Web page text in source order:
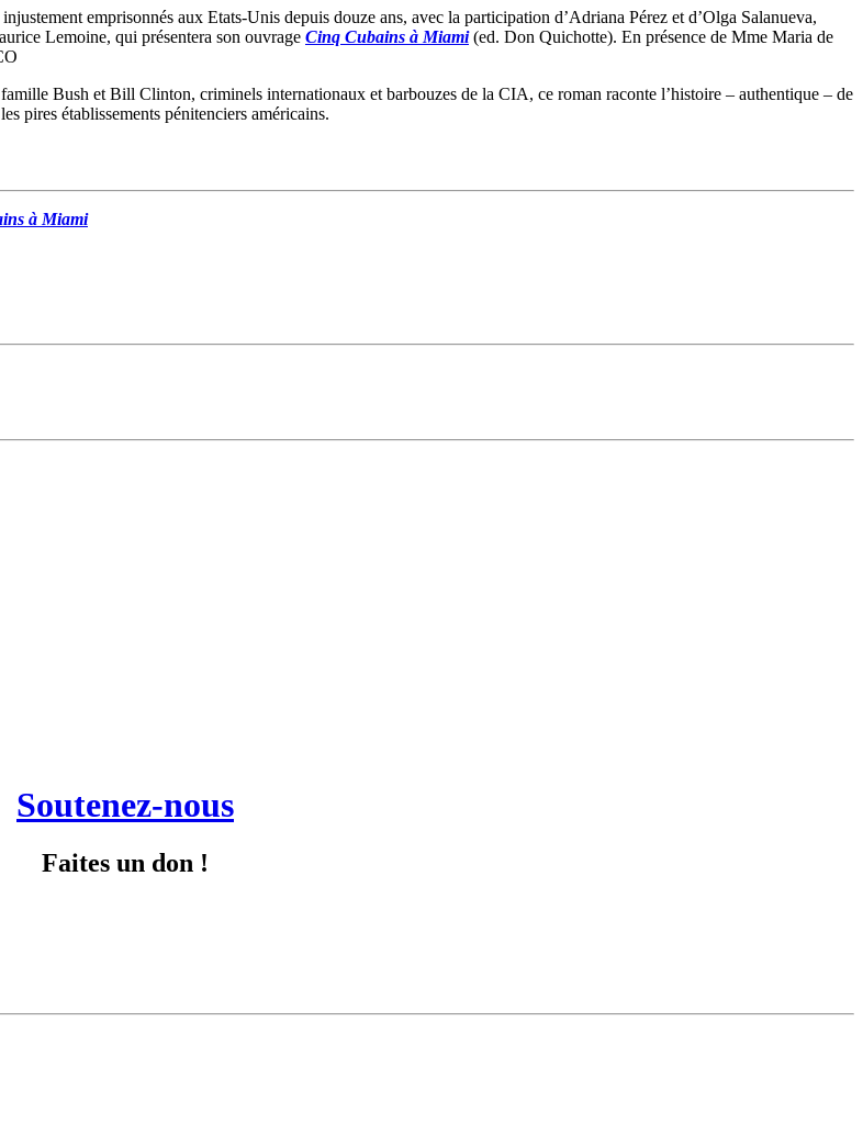
emprisonnés aux Etats-Unis depuis douze ans, avec la participation d’Adriana Pérez et d’Olga Salanueva,
Lemoine, qui présentera son ouvrage Cinq Cubains à Miami(ed. Don Quichotte). En présence de Mme Maria de
Bush et Bill Clinton, criminels internationaux et barbouzes de la CIA, ce roman raconte l’histoire – authentique – de
pires établissements pénitenciers américains.
à Miami
Soutenez-nous
Faites un don !